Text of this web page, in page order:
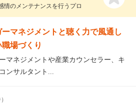
情のメンテナンスを行うプロ
ーマネジメントと聴く力で風通し
場づくり
マネジメントや産業カウンセラー、キ
ンサルタント...